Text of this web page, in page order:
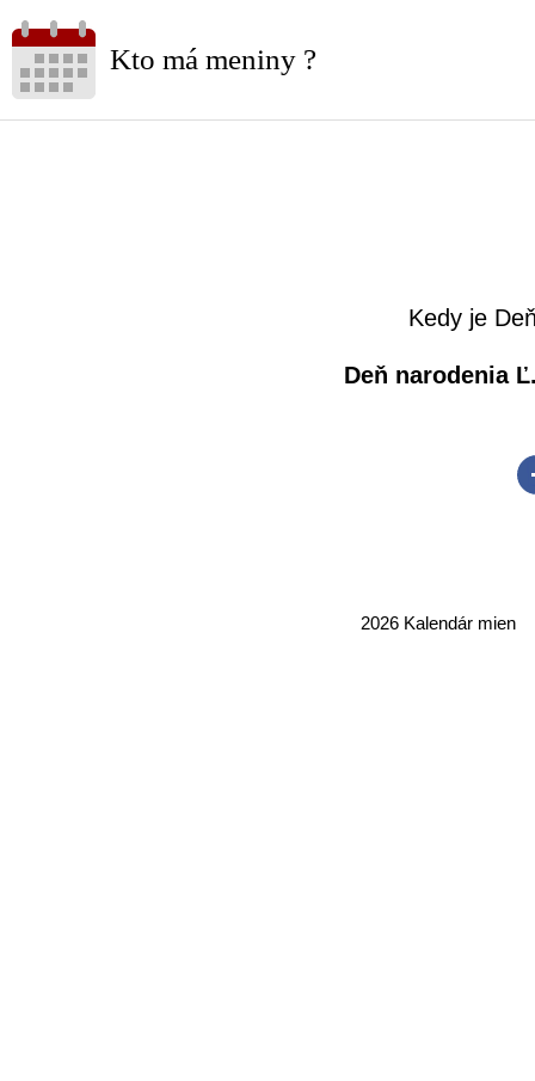
Kto má meniny ?
Kedy je
Deň narodenia
2026 Kalendár